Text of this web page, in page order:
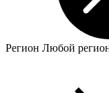
Регион Любой